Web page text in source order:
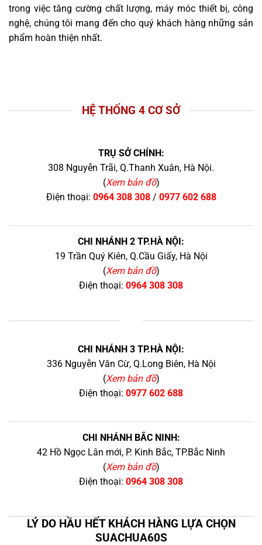
trong việc tăng cường chất lượng, máy móc thiết bị, công
nghệ, chúng tôi mang đến cho quý khách hàng những sản
phẩm hoàn thiện nhất.
HỆ THỐNG 4 CƠ SỞ
TRỤ SỞ CHÍNH:
308 Nguyễn Trãi, Q.Thanh Xuân, Hà Nội.
(Xem bản đồ)
Điện thoại: 0964 308 308/ 0977 602 688
CHI NHÁNH 2 TP.HÀ NỘI:
19 Trần Quý Kiên, Q.Cầu Giấy, Hà Nội
(Xem bản đồ)
Điện thoại: 0964 308 308
CHI NHÁNH 3 TP.HÀ NỘI:
336 Nguyễn Văn Cừ, Q.Long Biên, Hà Nội
(Xem bản đồ)
Điện thoại: 0977 602 688
CHI NHÁNH BẮC NINH:
42 Hồ Ngọc Lân mới, P. Kinh Bắc, TP.Bắc Ninh
(Xem bản đồ)
Điện thoại: 0964 308 308
LÝ DO HẦU HẾT KHÁCH HÀNG LỰA CHỌN
SUACHUA60S